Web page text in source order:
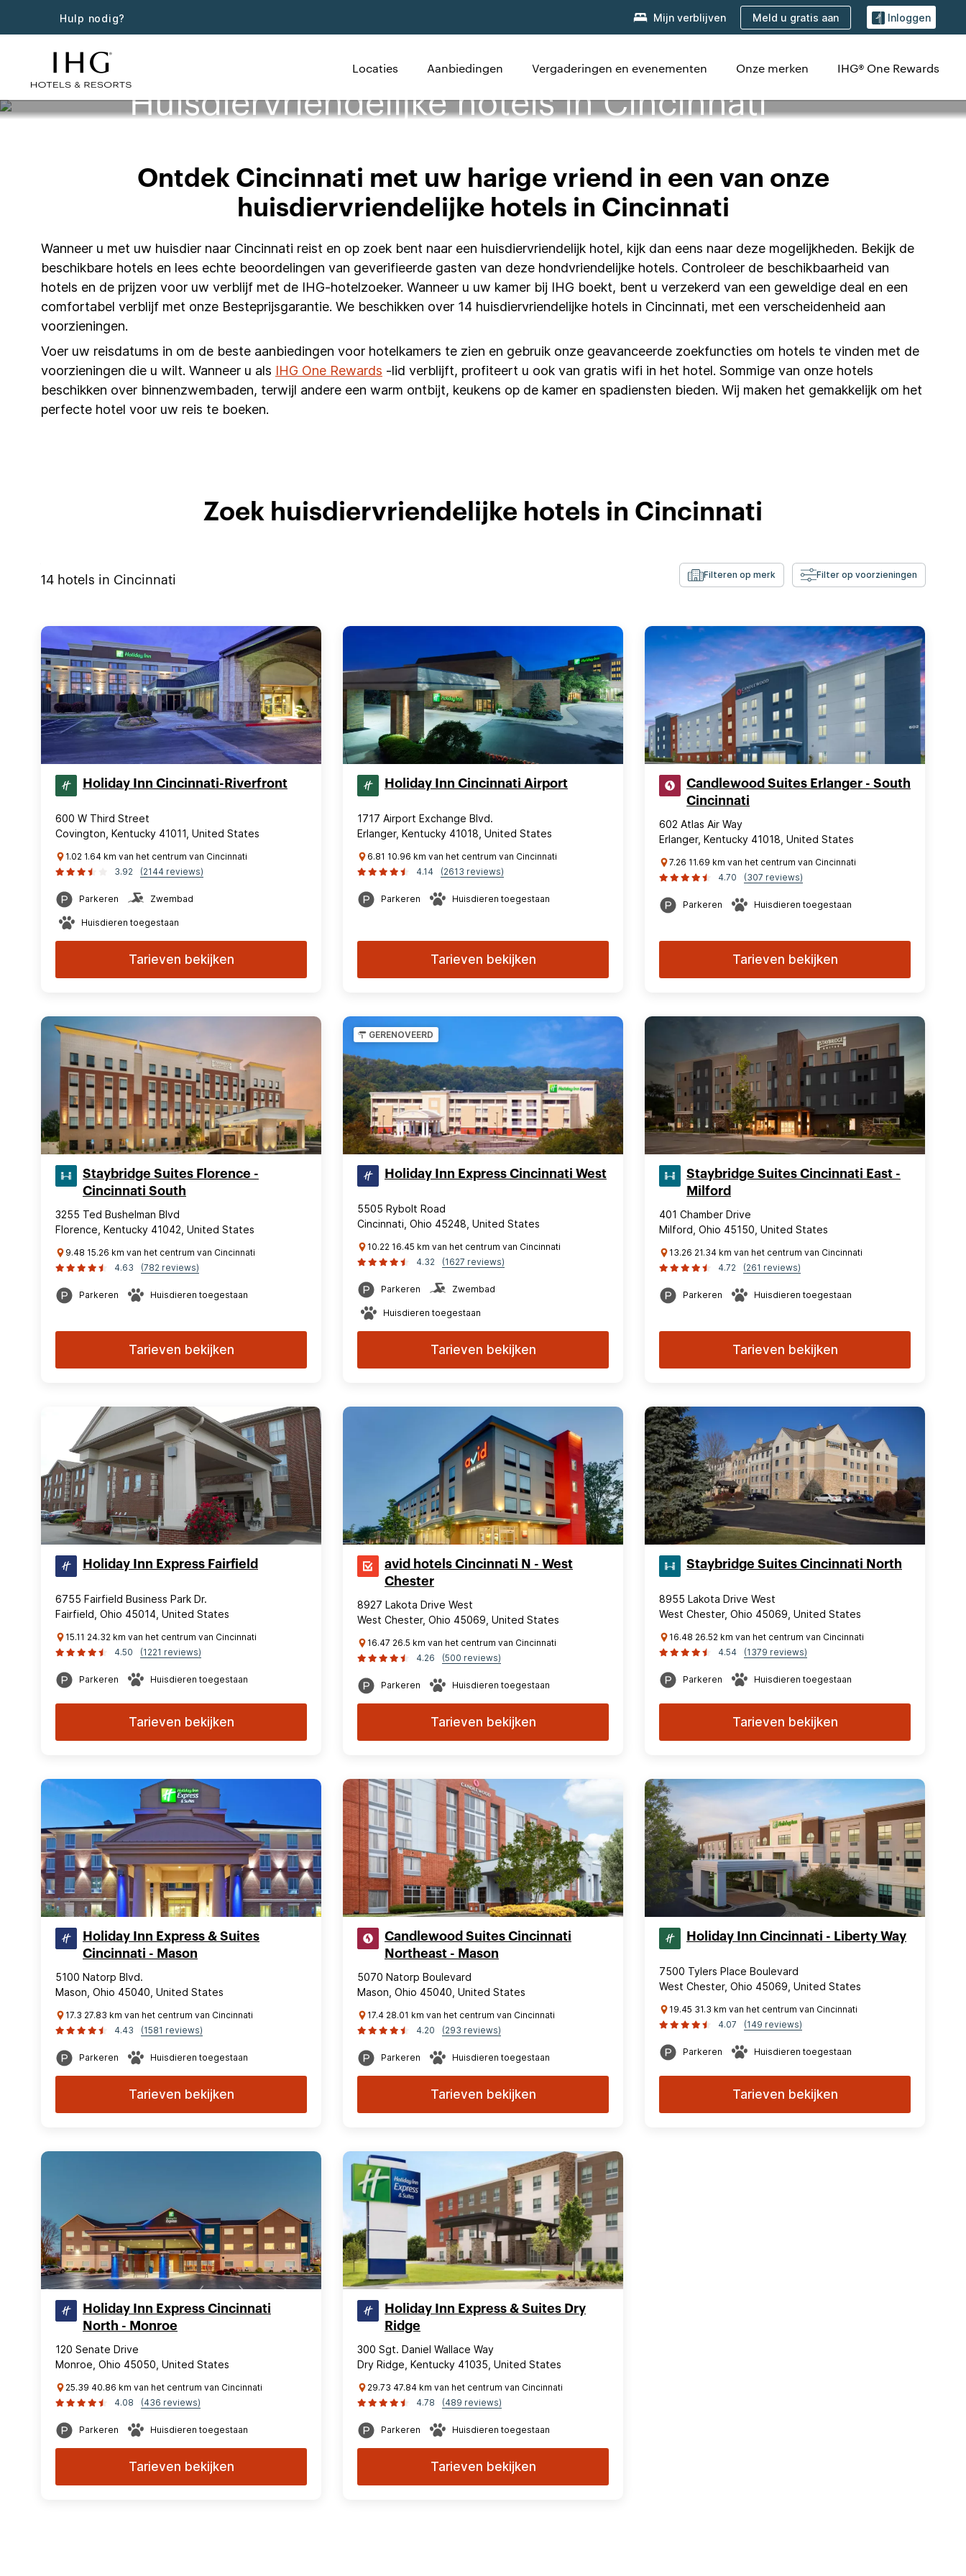
Hulp nodig? Mijn verblijven Meld u gratis aan Inloggen
Locaties Aanbiedingen Vergaderingen en evenementen Onze merken IHG® One Rewards
Huisdiervriendelijke hotels in Cincinnati
Ontdek Cincinnati met uw harige vriend in een van onze
huisdiervriendelijke hotels in Cincinnati
Wanneer u met uw huisdier naar Cincinnati reist en op zoek bent naar een huisdiervriendelijk hotel, kijk dan eens naar deze mogelijkheden. Bekijk de
beschikbare hotels en lees echte beoordelingen van geverifieerde gasten van deze hondvriendelijke hotels. Controleer de beschikbaarheid van
hotels en de prijzen voor uw verblijf met de IHG-hotelzoeker. Wanneer u uw kamer bij IHG boekt, bent u verzekerd van een geweldige deal en een
comfortabel verblijf met onze Besteprijsgarantie. We beschikken over 14 huisdiervriendelijke hotels in Cincinnati, met een verscheidenheid aan
voorzieningen.
Voer uw reisdatums in om de beste aanbiedingen voor hotelkamers te zien en gebruik onze geavanceerde zoekfuncties om hotels te vinden met de
voorzieningen die u wilt. Wanneer u als IHG One Rewards -lid verblijft, profiteert u ook van gratis wifi in het hotel. Sommige van onze hotels
beschikken over binnenzwembaden, terwijl andere een warm ontbijt, keukens op de kamer en spadiensten bieden. Wij maken het gemakkelijk om het
perfecte hotel voor uw reis te boeken.
Zoek huisdiervriendelijke hotels in Cincinnati
14 hotels in Cincinnati Filteren op merk Filter op voorzieningen
Holiday Inn Cincinnati-Riverfront
600 W Third Street
Covington, Kentucky 41011, United States
1.02 1.64 km van het centrum van Cincinnati
3.92
(2144 reviews)
Parkeren Zwembad
Huisdieren toegestaan
Tarieven bekijken
Holiday Inn Cincinnati Airport
1717 Airport Exchange Blvd.
Erlanger, Kentucky 41018, United States
6.81 10.96 km van het centrum van Cincinnati
4.14
(2613 reviews)
Parkeren Huisdieren toegestaan
Tarieven bekijken
Candlewood Suites Erlanger - South
Cincinnati
602 Atlas Air Way
Erlanger, Kentucky 41018, United States
7.26 11.69 km van het centrum van Cincinnati
4.70
(307 reviews)
Parkeren Huisdieren toegestaan
Tarieven bekijken
Staybridge Suites Florence -
Cincinnati South
3255 Ted Bushelman Blvd
Florence, Kentucky 41042, United States
9.48 15.26 km van het centrum van Cincinnati
4.63
(782 reviews)
Parkeren Huisdieren toegestaan
Tarieven bekijken
GERENOVEERD
Holiday Inn Express Cincinnati West
5505 Rybolt Road
Cincinnati, Ohio 45248, United States
10.22 16.45 km van het centrum van Cincinnati
4.32
(1627 reviews)
Parkeren Zwembad
Huisdieren toegestaan
Tarieven bekijken
Staybridge Suites Cincinnati East -
Milford
401 Chamber Drive
Milford, Ohio 45150, United States
13.26 21.34 km van het centrum van Cincinnati
4.72
(261 reviews)
Parkeren Huisdieren toegestaan
Tarieven bekijken
Holiday Inn Express Fairfield
6755 Fairfield Business Park Dr.
Fairfield, Ohio 45014, United States
15.11 24.32 km van het centrum van Cincinnati
4.50
(1221 reviews)
Parkeren Huisdieren toegestaan
Tarieven bekijken
avid hotels Cincinnati N - West
Chester
8927 Lakota Drive West
West Chester, Ohio 45069, United States
16.47 26.5 km van het centrum van Cincinnati
4.26
(500 reviews)
Parkeren Huisdieren toegestaan
Tarieven bekijken
Staybridge Suites Cincinnati North
8955 Lakota Drive West
West Chester, Ohio 45069, United States
16.48 26.52 km van het centrum van Cincinnati
4.54
(1379 reviews)
Parkeren Huisdieren toegestaan
Tarieven bekijken
Holiday Inn Express & Suites
Cincinnati - Mason
5100 Natorp Blvd.
Mason, Ohio 45040, United States
17.3 27.83 km van het centrum van Cincinnati
4.43
(1581 reviews)
Parkeren Huisdieren toegestaan
Tarieven bekijken
Candlewood Suites Cincinnati
Northeast - Mason
5070 Natorp Boulevard
Mason, Ohio 45040, United States
17.4 28.01 km van het centrum van Cincinnati
4.20
(293 reviews)
Parkeren Huisdieren toegestaan
Tarieven bekijken
Holiday Inn Cincinnati - Liberty Way
7500 Tylers Place Boulevard
West Chester, Ohio 45069, United States
19.45 31.3 km van het centrum van Cincinnati
4.07
(149 reviews)
Parkeren Huisdieren toegestaan
Tarieven bekijken
Holiday Inn Express Cincinnati
North - Monroe
120 Senate Drive
Monroe, Ohio 45050, United States
25.39 40.86 km van het centrum van Cincinnati
4.08
(436 reviews)
Parkeren Huisdieren toegestaan
Tarieven bekijken
Holiday Inn Express & Suites Dry
Ridge
300 Sgt. Daniel Wallace Way
Dry Ridge, Kentucky 41035, United States
29.73 47.84 km van het centrum van Cincinnati
4.78
(489 reviews)
Parkeren Huisdieren toegestaan
Tarieven bekijken